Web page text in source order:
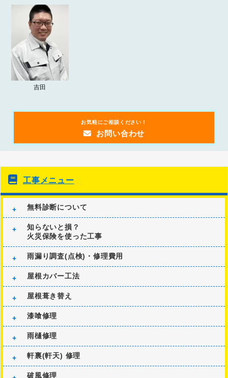
2023.09.20
お知らせ 「突然の雨漏り！？受け皿を使った雨漏りの応急処置方法
の記事を追加しました。
吉田
お気軽にご相談ください！
お問い合わせ
工事メニュー
無料診断について
知らないと損？
火災保険を使った工事
雨漏り調査(点検)・修理費用
屋根カバー工法
屋根葺き替え
漆喰修理
雨樋修理
軒裏(軒天) 修理
破風修理